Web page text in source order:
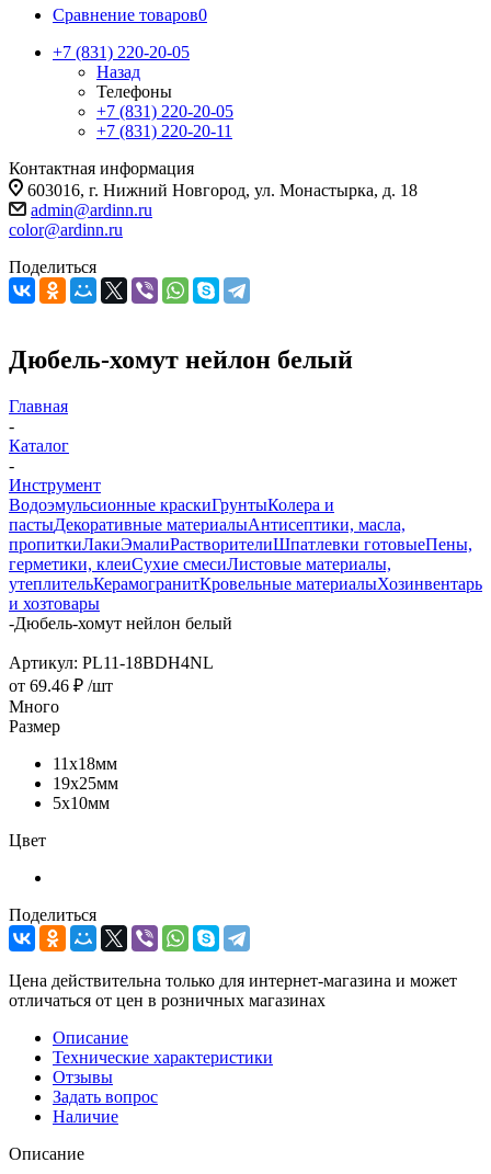
Сравнение товаров0
+7 (831) 220-20-05
Назад
Телефоны
+7 (831) 220-20-05
+7 (831) 220-20-11
Контактная информация
603016, г. Нижний Новгород, ул. Монастырка, д. 18
admin@ardinn.ru
color@ardinn.ru
Поделиться
Дюбель-хомут нейлон белый
Главная
-
Каталог
-
Инструмент
Водоэмульсионные краскиГрунтыКолера и
пастыДекоративные материалыАнтисептики, масла,
пропиткиЛакиЭмалиРастворителиШпатлевки готовыеПены,
герметики, клеиСухие смесиЛистовые материалы,
утеплительКерамогранитКровельные материалыХозинвентарь
и хозтовары
-Дюбель-хомут нейлон белый
Артикул: PL11-18BDH4NL
от 69.46 ₽ /шт
Много
Размер
11х18мм
19х25мм
5х10мм
Цвет
Поделиться
Цена действительна только для интернет-магазина и может
отличаться от цен в розничных магазинах
Описание
Технические характеристики
Отзывы
Задать вопрос
Наличие
Описание